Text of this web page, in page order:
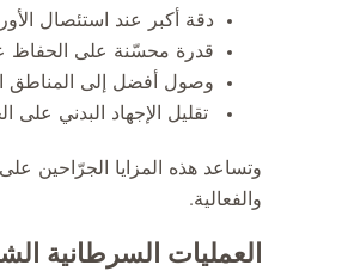
دقة أكبر عند استئصال
قدرة محسّنة على الحفاظ
وصول أفضل إلى المناطق
تقليل الإجهاد البدني على
وتساعد هذه المزايا الجرّاحين
والفعالية.
العمليات السرطانية